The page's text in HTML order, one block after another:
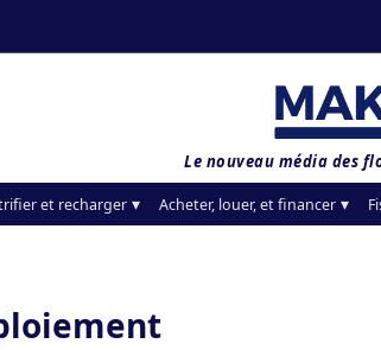
Le nouveau média des
et recharger Acheter, louer, et financer